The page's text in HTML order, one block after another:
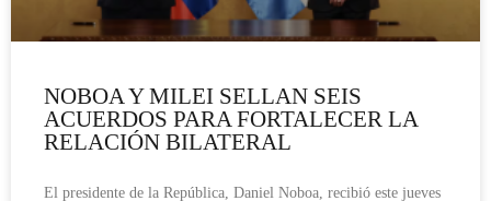
NOBOA Y MILEI SELLAN SEIS
ACUERDOS PARA FORTALECER LA
RELACIÓN BILATERAL
El presidente de la República, Daniel Noboa, recibió este jueves